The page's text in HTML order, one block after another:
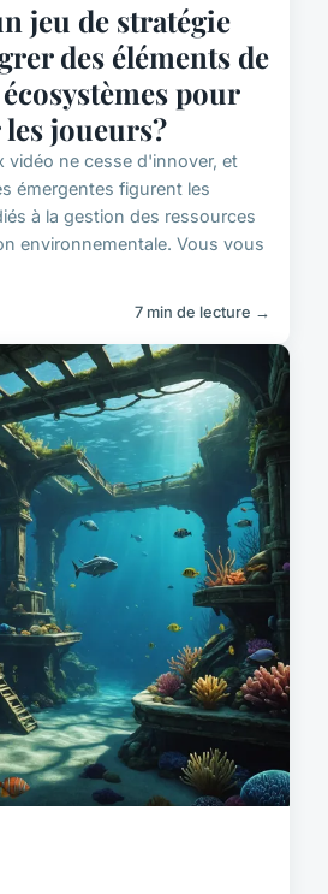
jeu de stratégie
des éléments de
pour
joueurs?
vidéo ne cesse d'innover, et
émergentes figurent les
à la gestion des ressources
environnementale. Vous vous
7 min de lecture →